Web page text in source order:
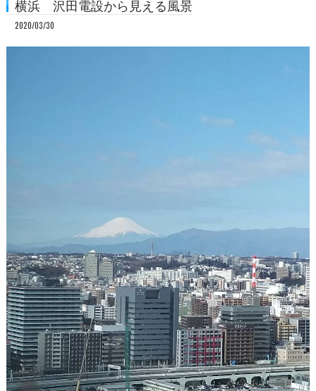
横浜 沢田電設から見える風景
2020/03/30